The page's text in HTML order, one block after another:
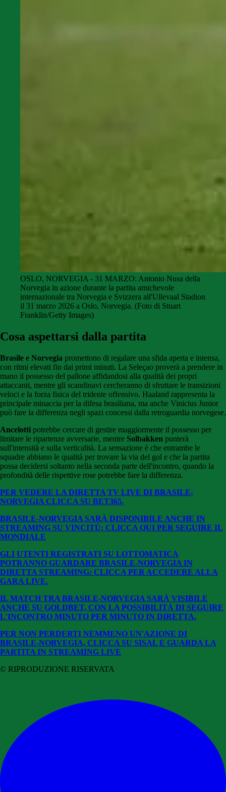
OSLO, NORVEGIA - 31 MARZO: Antonio Nusa della
Norvegia in azione durante la partita amichevole
internazionale tra Norvegia e Svizzera all'Ullevaal Stadion
il 31 marzo 2026 a Oslo, Norvegia. (Foto di Stuart
Franklin/Getty Images)
Cosa aspettarsi dalla partita
Brasile e Norvegia promettono di regalare una sfida aperta e intensa,
con ritmi elevati fin dai primi minuti. La Seleçao proverà a prendere in
mano il possesso del pallone affidandosi alla qualità dei propri
attaccanti, mentre gli scandinavi cercheranno di sfruttare le transizioni
veloci e la forza fisica del tridente offensivo. Haaland rappresenta la
principale minaccia per la difesa brasiliana, ma anche Vinicius Junior
può fare la differenza negli spazi concessi dalla retroguardia norvegese.
Ancelotti potrebbe cercare di gestire maggiormente il possesso per
limitare le ripartenze avversarie, mentre Solbakken punterà
sull'intensità e sulla verticalità. La sensazione è che entrambe le
squadre abbiano le qualità per trovare la via del gol e che la partita
possa decidersi soltanto nella seconda parte dell'incontro, quando la
profondità delle rispettive rose potrebbe fare la differenza.
PER VEDERE LA DIRETTA TV LIVE DI BRASILE-
NORVEGIA CLICCA SU BET365.
BRASILE-NORVEGIA SARÀ DISPONIBILE ANCHE IN
STREAMING SU VINCITÙ: CLICCA QUI PER SEGUIRE IL
MONDIALE
GLI UTENTI REGISTRATI SU LOTTOMATICA
POTRANNO GUARDARE BRASILE-NORVEGIA IN
DIRETTA STREAMING: CLICCA PER ACCEDERE ALLA
GARA LIVE.
IL MATCH TRA BRASILE-NORVEGIA SARÀ VISIBILE
ANCHE SU GOLDBET, CON LA POSSIBILITÀ DI SEGUIRE
L'INCONTRO MINUTO PER MINUTO IN DIRETTA.
PER NON PERDERTI NEMMENO UN'AZIONE DI
BRASILE-NORVEGIA, CLICCA SU SISAL E GUARDA LA
PARTITA IN STREAMING LIVE
© RIPRODUZIONE RISERVATA